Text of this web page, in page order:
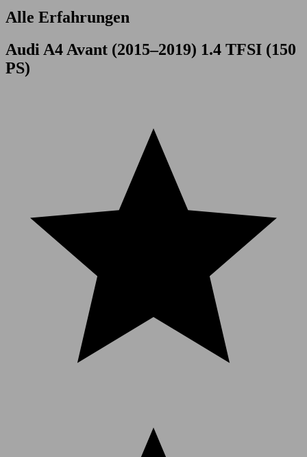
Alle Erfahrungen
Audi A4 Avant (2015–2019) 1.4 TFSI (150
PS)